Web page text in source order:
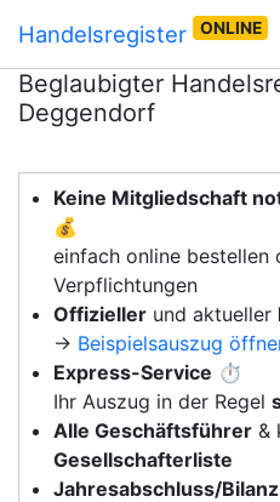
Handelsregister ONLINE
Beglaubigter
Deggendorf
Keine Mitgliedschaft
💰
einfach online bestellen
Verpflichtungen
Offizieller und aktueller
→ Beispielsauszug
Express-Service ⏱️
Ihr Auszug in der Regel
Alle Geschäftsführer &
Gesellschafterliste
Jahresabschluss/Bilanz